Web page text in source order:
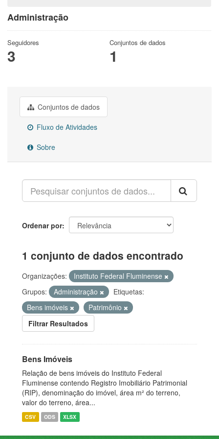
Administração
Seguidores
3
Conjuntos de dados
1
Conjuntos de dados
Fluxo de Atividades
Sobre
Ordenar por
1 conjunto de dados encontrado
Organizações:
Instituto Federal Fluminense
Grupos:
Administração
Etiquetas:
Bens imóveis
Patrimônio
Filtrar Resultados
Bens Imóveis
Relação de bens imóveis do Instituto Federal
Fluminense contendo Registro Imobiliário Patrimonial
(RIP), denominação do imóvel, área m² do terreno,
valor do terreno, área...
CSV ODS XLSX